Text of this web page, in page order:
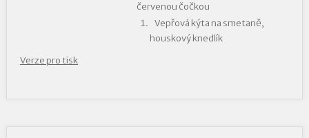
červenou čočkou
Vepřová kýta na smetaně,
houskový knedlík
Verze pro tisk